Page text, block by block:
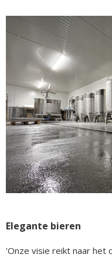
Elegante bieren
'Onze visie reikt naar het